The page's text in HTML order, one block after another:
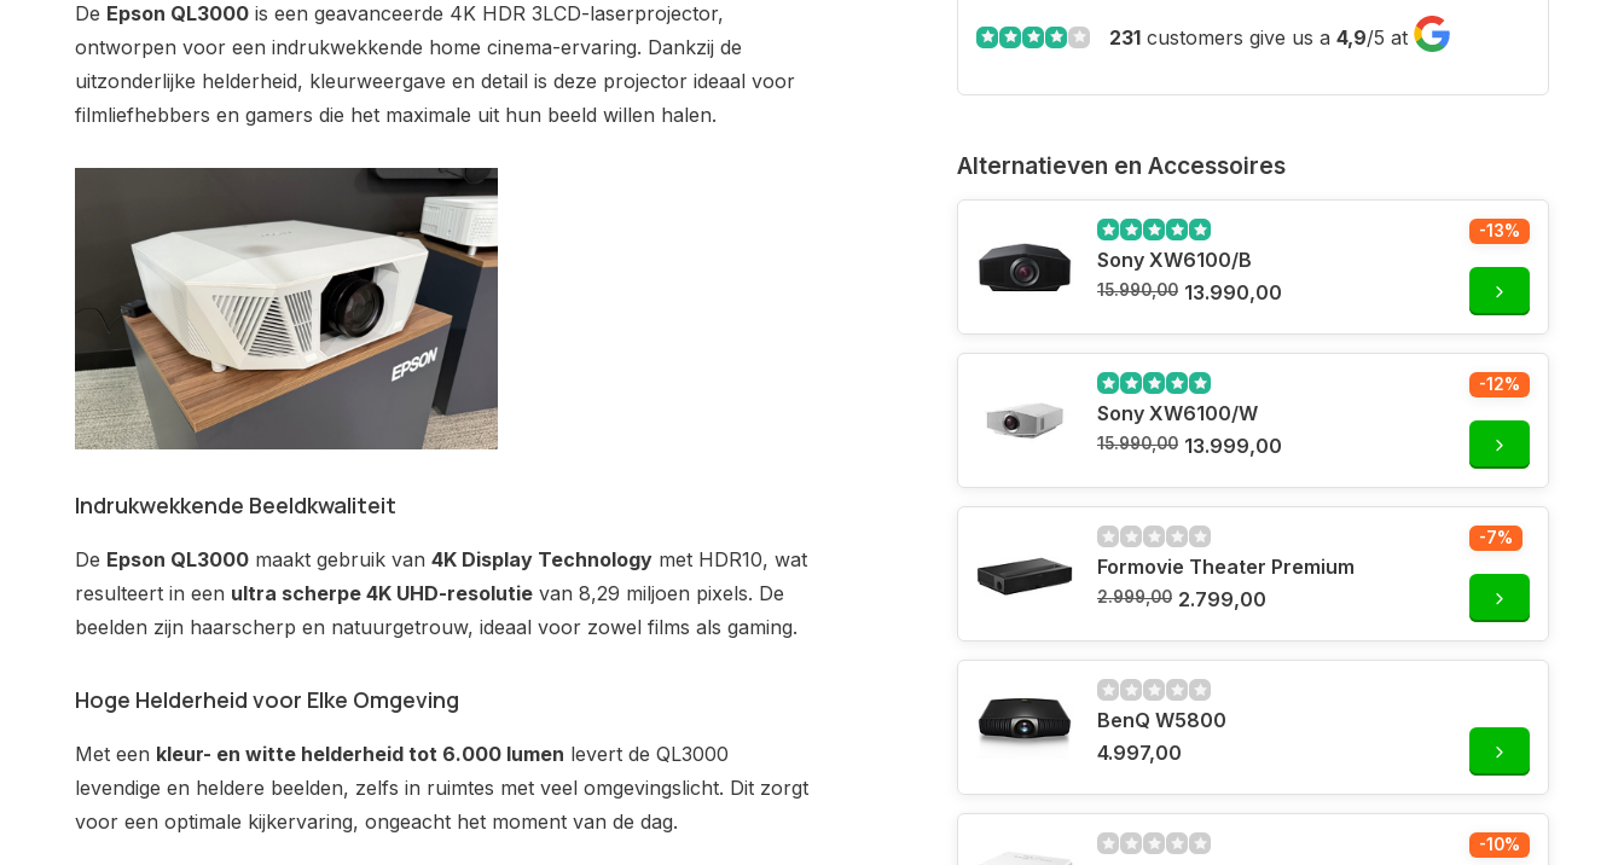
De Epson QL3000 is een geavanceerde 4K HDR 3LCD-laserprojector,
ontworpen voor een indrukwekkende home cinema-ervaring. Dankzij de
uitzonderlijke helderheid, kleurweergave en detail is deze projector ideaal voor
filmliefhebbers en gamers die het maximale uit hun beeld willen halen.
Indrukwekkende Beeldkwaliteit
De Epson QL3000 maakt gebruik van 4K Display Technology met HDR10, wat
resulteert in een ultra scherpe 4K UHD-resolutie van 8,29 miljoen pixels. De
beelden zijn haarscherp en natuurgetrouw, ideaal voor zowel films als gaming.
Hoge Helderheid voor Elke Omgeving
Met een kleur- en witte helderheid tot 6.000 lumen levert de QL3000
levendige en heldere beelden, zelfs in ruimtes met veel omgevingslicht. Dit zorgt
voor een optimale kijkervaring, ongeacht het moment van de dag.
231 customers give us a 4,9/5 at
Alternatieven en Accessoires
Sony XW6100/B
15.990,00 13.990,00
-13%
Sony XW6100/W
15.990,00 13.999,00
-12%
Formovie Theater Premium
2.999,00 2.799,00
-7%
BenQ W5800
4.997,00
-10%